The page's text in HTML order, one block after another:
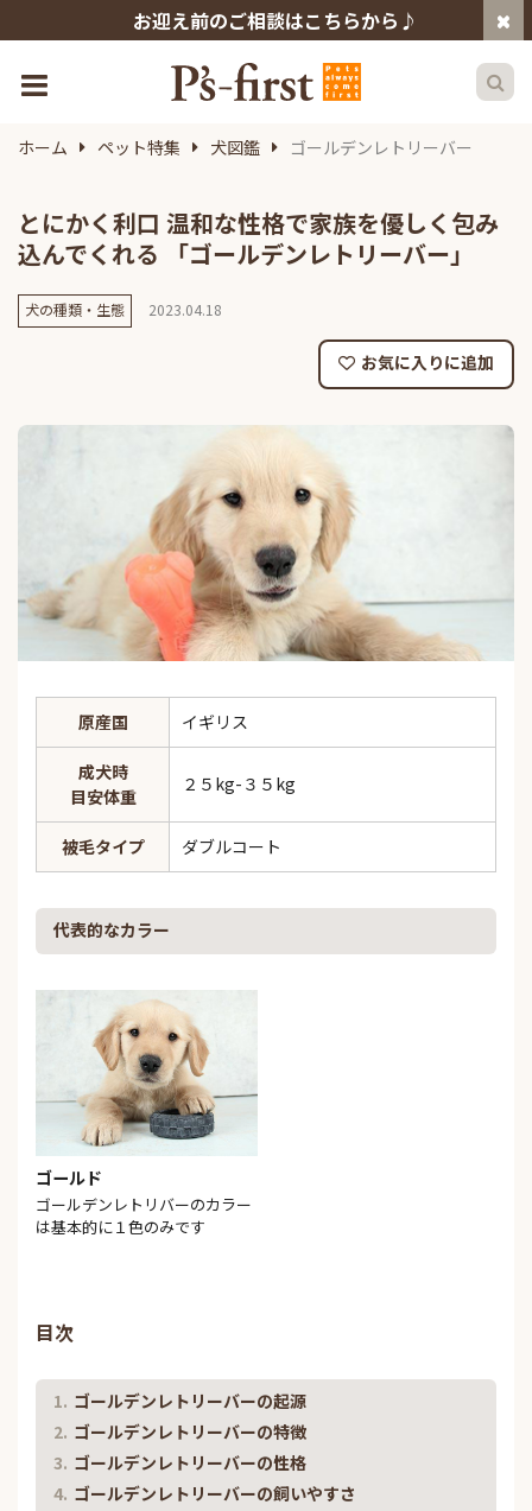
お迎え前のご相談はこちらから♪
ホーム ペット特集 犬図鑑 ゴールデンレトリーバー
とにかく利口 温和な性格で家族を優しく包み
込んでくれる 「ゴールデンレトリーバー」
犬の種類・生態 2023.04.18
お気に入りに追加
原産国 イギリス
成犬時
目安体重
２５kg-３５kg
被毛タイプ ダブルコート
代表的なカラー
ゴールド
ゴールデンレトリバーのカラー
は基本的に１色のみです
目次
ゴールデンレトリーバーの起源
ゴールデンレトリーバーの特徴
ゴールデンレトリーバーの性格
ゴールデンレトリーバーの飼いやすさ